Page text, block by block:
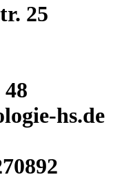
25
hs.de